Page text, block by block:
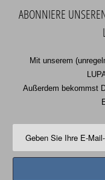
ABONNIERE
Mit unserem
Außerdem bekommst